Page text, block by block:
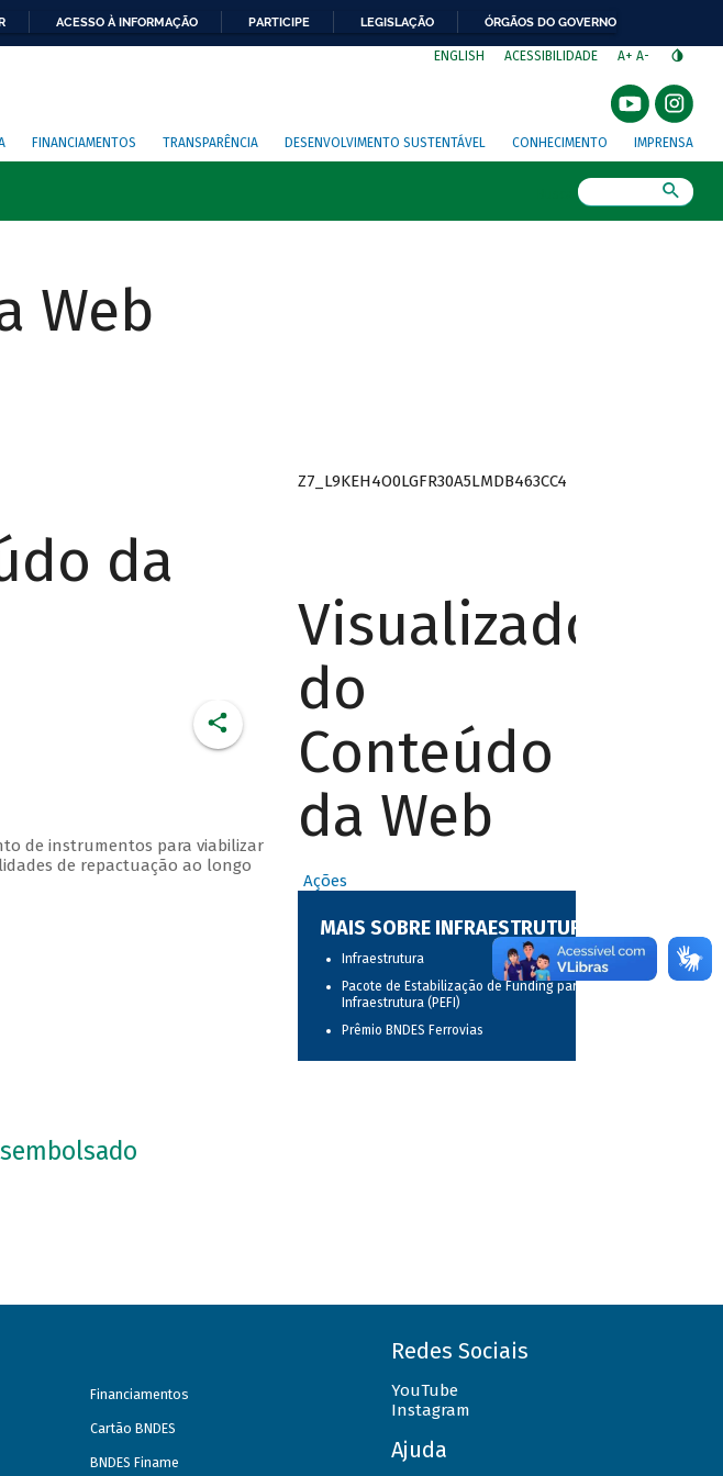
ACESSO À INFORMAÇÃO PARTICIPE LEGISLAÇÃO ÓRGÃOS DO GOVERNO
ENGLISH ACESSIBILIDADE A+ A-
FINANCIAMENTOS TRANSPARÊNCIA DESENVOLVIMENTO SUSTENTÁVEL CONHECIMENTO IMPRENSA
Web
da
de instrumentos para viabilizar
de repactuação ao longo
Z7_L9KEH4O0LGFR30A5LMDB463CC4
Visualizador
do
Conteúdo
da Web
Ações
MAIS SOBRE INFRAESTRUTURA
Infraestrutura
Pacote de Estabilização de Funding para
Infraestrutura (PEFI)
Prêmio BNDES Ferrovias
Financiamentos
Cartão BNDES
BNDES Finame
Redes Sociais
YouTube
Instagram
Ajuda